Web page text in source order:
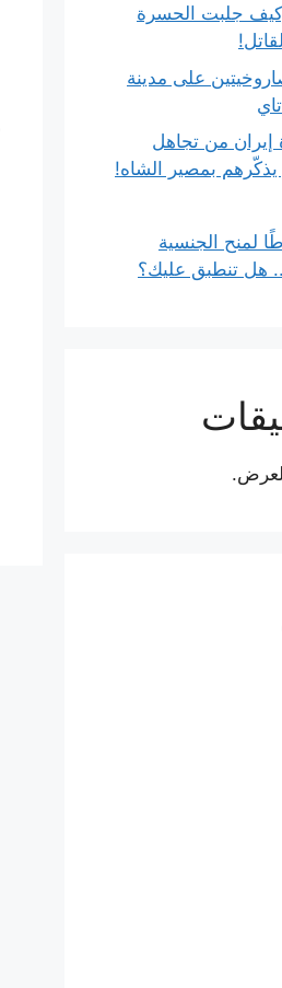
جلبت الحسرة
على مدينة
إيران من تجاهل
بمصير الشاه!
لمنح الجنسية
هل تنطبق عليك؟